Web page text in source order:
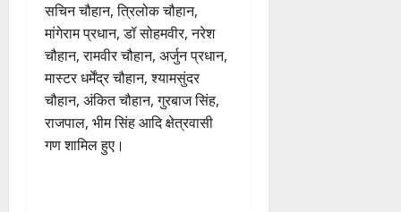
सचिन चौहान, त्रिलोक चौहान,
मांगेराम प्रधान, डॉ सोहमवीर, नरेश
चौहान, रामवीर चौहान, अर्जुन प्रधान,
मास्टर धर्मेंद्र चौहान, श्यामसुंदर
चौहान, अंकित चौहान, गुरबाज सिंह,
राजपाल, भीम सिंह आदि क्षेत्रवासी
गण शामिल हुए।